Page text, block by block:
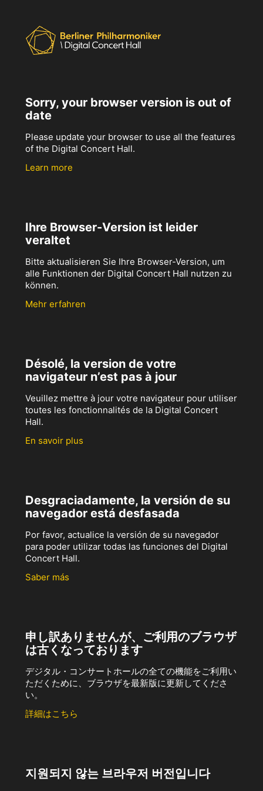
Sorry, your browser version is out of
date
Please update your browser to use all the features
of the Digital Concert Hall.
Learn more
Ihre Browser-Version ist leider
veraltet
Bitte aktualisieren Sie Ihre Browser-Version, um
alle Funktionen der Digital Concert Hall nutzen zu
können.
Mehr erfahren
Désolé, la version de votre
navigateur n’est pas à jour
Veuillez mettre à jour votre navigateur pour utiliser
toutes les fonctionnalités de la Digital Concert
Hall.
En savoir plus
Desgraciadamente, la versión de su
navegador está desfasada
Por favor, actualice la versión de su navegador
para poder utilizar todas las funciones del Digital
Concert Hall.
Saber más
申し訳ありませんが、ご利用のブラウザ
は古くなっております
デジタル・コンサートホールの全ての機能をご利用い
ただくために、ブラウザを最新版に更新してくださ
い。
詳細はこちら
지원되지 않는 브라우저 버전입니다